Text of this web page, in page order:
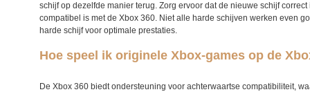
schijf op dezelfde manier terug. Zorg ervoor dat de nieuwe schijf
compatibel is met de Xbox 360. Niet alle harde schijven werken even
harde schijf voor optimale prestaties.
Hoe speel ik originele Xbox-games op de
De Xbox 360 biedt ondersteuning voor achterwaartse compatibiliteit,